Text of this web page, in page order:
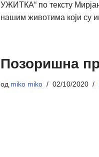
УЖИТКА“ по тексту
нашим животима који су
Позоришна
од miko miko 02/10/2020